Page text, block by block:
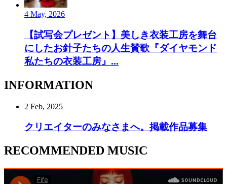
4 May, 2026
【試写会プレゼント】美しき衣装工房を舞台
にしたお針子たちの人生賛歌『ダイヤモンド
私たちの衣装工房』...
INFORMATION
2 Feb, 2025
クリエイターのみなさまへ。掲載作品募集
RECOMMENDED MUSIC